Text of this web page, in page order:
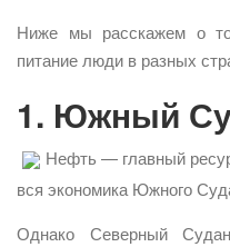
Ниже мы расскажем о
питание люди в разных
1. Южный
Нефть — главный
вся экономика Южного
Однако Северный Судан